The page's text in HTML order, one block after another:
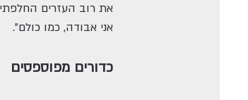
את רוב העזרים החלפתי
אני אבודה, כמו כולם".
כדורים מפוספסים